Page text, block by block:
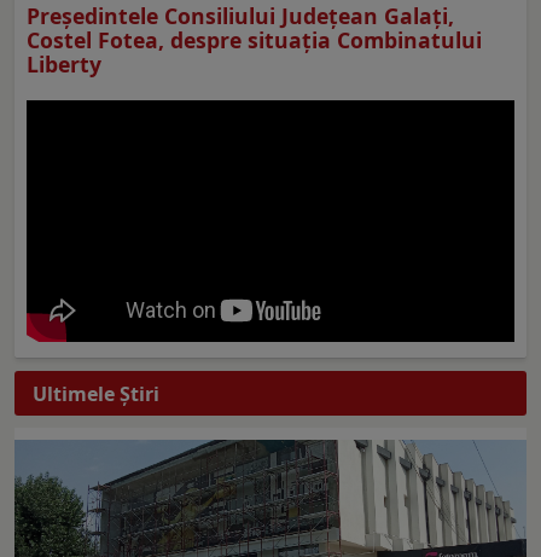
Preşedintele Consiliului Judeţean Galaţi,
Costel Fotea, despre situaţia Combinatului
Liberty
Ultimele Ştiri